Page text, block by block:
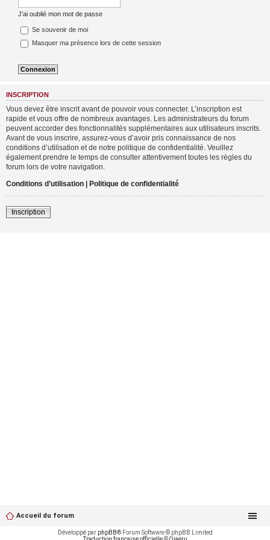
J’ai oublié mon mot de passe
Se souvenir de moi
Masquer ma présence lors de cette session
INSCRIPTION
Vous devez être inscrit avant de pouvoir vous connecter. L’inscription est
rapide et vous offre de nombreux avantages. Les administrateurs du forum
peuvent accorder des fonctionnalités supplémentaires aux utilisateurs inscrits.
Avant de vous inscrire, assurez-vous d’avoir pris connaissance de nos
conditions d’utilisation et de notre politique de confidentialité. Veuillez
également prendre le temps de consulter attentivement toutes les règles du
forum lors de votre navigation.
Conditions d’utilisation | Politique de confidentialité
Inscription
Accueil du forum
Développé par phpBB® Forum Software © phpBB Limited